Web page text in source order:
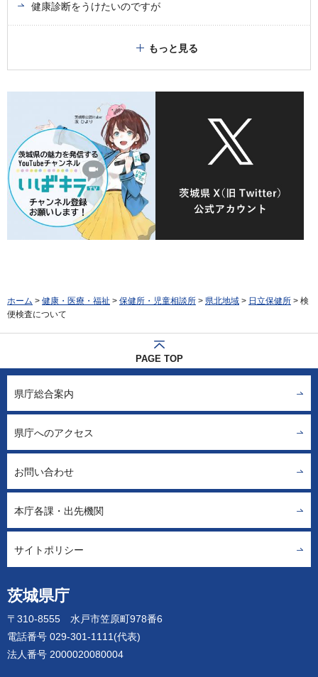
健康診断をうけたいのですが
もっと見る
ホーム > 健康・医療・福祉 > 保健所・児童相談所 > 県北地域 > 日立保健所 > 検
便検査について
PAGE TOP
茨城県庁
〒310-8555 水戸市笠原町978番6
電話番号 029-301-1111(代表)
法人番号 2000020080004
県庁総合案内
県庁へのアクセス
お問い合わせ
本庁各課・出先機関
サイトポリシー